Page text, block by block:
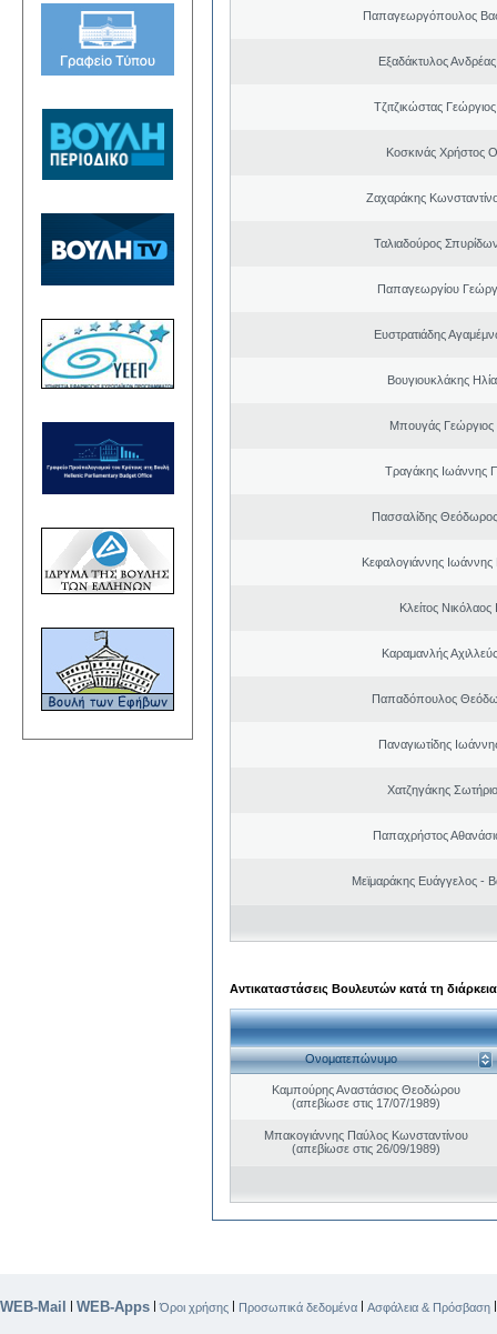
Παπαγεωργόπουλος
Εξαδάκτυλος
Τζιτζικώστας
Κοσκινάς Χρήστος
Ζαχαράκης
Ταλιαδούρος
Παπαγεωργίου
Ευστρατιάδης
Βουγιουκλάκης
Μπουγάς Γεώργιος
Τραγάκης Ιωάννης
Πασσαλίδης
Κεφαλογιάννης Ιωάννης
Κλείτος
Καραμανλής
Παπαδόπουλος
Παναγιωτίδης
Χατζηγάκης
Παπαχρήστος
Μεϊμαράκης Ευάγγελος -
Αντικαταστάσεις Βουλευτών κατά τη
Ονοματεπώνυμο
Καμπούρης Αναστάσιος Θεοδώρου
(απεβίωσε στις 17/07/1989)
Μπακογιάννης Παύλος Κωνσταντίνου
(απεβίωσε στις 26/09/1989)
WEB-Mail | WEB-Apps |Όροι χρήσης | Προσωπικά δεδομένα | Ασφάλεια & Πρόσβαση